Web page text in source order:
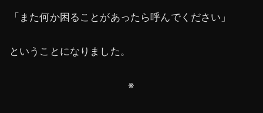
「また何か困ることがあったら呼んでください」
ということになりました。
※